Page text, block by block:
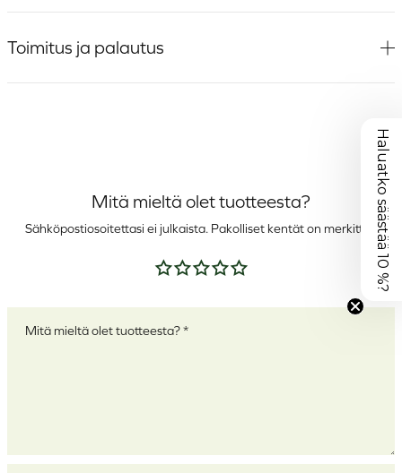
Toimitus ja palautus
Mitä mieltä olet tuotteesta?
Sähköpostiosoitettasi ei julkaista. Pakolliset kentät on merkitty
Arvostelusi* Haluatko säästää 10 %?